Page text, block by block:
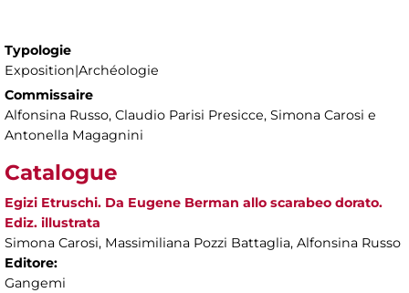
Typologie
Exposition|Archéologie
Commissaire
Alfonsina Russo, Claudio Parisi Presicce, Simona Carosi e
Antonella Magagnini
Catalogue
Egizi Etruschi. Da Eugene Berman allo scarabeo dorato.
Ediz. illustrata
Simona Carosi, Massimiliana Pozzi Battaglia, Alfonsina Russo
Editore:
Gangemi